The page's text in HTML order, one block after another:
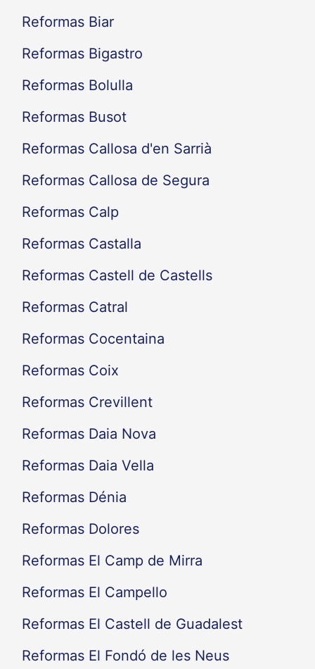
Reformas Biar
Reformas Bigastro
Reformas Bolulla
Reformas Busot
Reformas Callosa d'en Sarrià
Reformas Callosa de Segura
Reformas Calp
Reformas Castalla
Reformas Castell de Castells
Reformas Catral
Reformas Cocentaina
Reformas Coix
Reformas Crevillent
Reformas Daia Nova
Reformas Daia Vella
Reformas Dénia
Reformas Dolores
Reformas El Camp de Mirra
Reformas El Campello
Reformas El Castell de Guadalest
Reformas El Fondó de les Neus